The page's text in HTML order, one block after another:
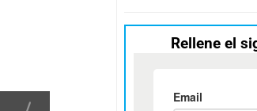
Rellene el